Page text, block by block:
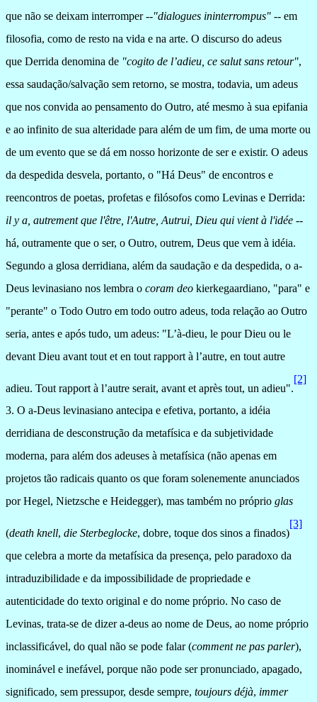
que não se deixam interromper --"dialogues ininterrompus" -- em
filosofia, como de resto na vida e na arte. O discurso do adeus
que Derrida denomina de "cogito de l’adieu, ce salut sans retour",
essa saudação/salvação sem retorno, se mostra, todavia, um adeus
que nos convida ao pensamento do Outro, até mesmo à sua epifania
e ao infinito de sua alteridade para além de um fim, de uma morte ou
de um evento que se dá em nosso horizonte de ser e existir. O adeus
da despedida desvela, portanto, o "Há Deus" de encontros e
reencontros de poetas, profetas e filósofos como Levinas e Derrida:
il y a, autrement que l'être, l'Autre, Autrui, Dieu qui vient à l'idée --
há, outramente que o ser, o Outro, outrem, Deus que vem à idéia.
Segundo a glosa derridiana, além da saudação e da despedida, o a-
Deus levinasiano nos lembra o coram deo kierkegaardiano, "para" e
"perante" o Todo Outro em todo outro adeus, toda relação ao Outro
seria, antes e após tudo, um adeus: "L’à-dieu, le pour Dieu ou le
devant Dieu avant tout et en tout rapport à l’autre, en tout autre
adieu. Tout rapport à l’autre serait, avant et après tout, un adieu".
[2]
3. O a-Deus levinasiano antecipa e efetiva, portanto, a idéia
derridiana de desconstrução da metafísica e da subjetividade
moderna, para além dos adeuses à metafísica (não apenas em
projetos tão radicais quanto os que foram solenemente anunciados
por Hegel, Nietzsche e Heidegger), mas também no próprio glas
(death knell, die Sterbeglocke, dobre, toque dos sinos a finados)
[3]
que celebra a morte da metafísica da presença, pelo paradoxo da
intraduzibilidade e da impossibilidade de propriedade e
autenticidade do texto original e do nome próprio. No caso de
Levinas, trata-se de dizer a-deus ao nome de Deus, ao nome próprio
inclassificável, do qual não se pode falar (comment ne pas parler),
inominável e inefável, porque não pode ser pronunciado, apagado,
significado, sem pressupor, desde sempre, toujours déjà, immer